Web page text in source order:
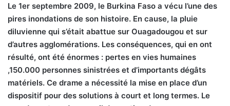
Le 1er septembre 2009, le Burkina Faso a vécu l’une des
pires inondations de son histoire. En cause, la pluie
diluvienne qui s’était abattue sur Ouagadougou et sur
d’autres agglomérations. Les conséquences, qui en ont
résulté, ont été énormes : pertes en vies humaines
,150.000 personnes sinistrées et d’importants dégâts
matériels. Ce drame a nécessité la mise en place d’un
dispositif pour des solutions à court et long termes. Le